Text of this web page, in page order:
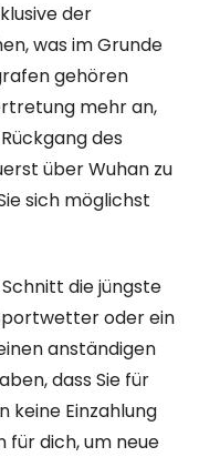
der
was im Grunde
gehören
mehr an,
des
über Wuhan zu
sich möglichst
die jüngste
oder ein
anständigen
dass Sie für
keine Einzahlung
für dich, um neue